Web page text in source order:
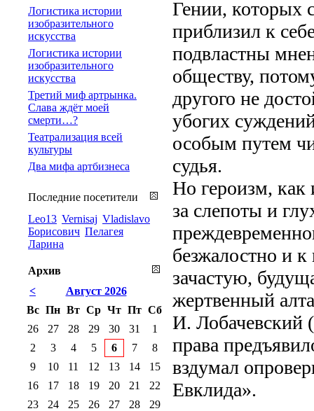
Гении, которых
приблизил к
подвластны
обществу,
другого не
убогих
особым путем
судья.
Но героизм, как
за слепоты и
безжалостно и
зачастую,
жертвенный
И. Лобачевский
права
вздумал
Евклида».
Логистика истории
изобразительного
искусства
Логистика истории
изобразительного
искусства
Третий миф артрынка.
Слава ждёт моей
смерти…?
Театрализация всей
культуры
Два мифа артбизнеса
Последние посетители
Leo13 Vernisaj Vladislavo
Борисович Пелагея
Ларина
Архив
<
Август 2026
Вс Пн Вт Ср Чт Пт Сб
26
27 28 29 30 31
1
2
3 4 5 6 7
8
9
10 11 12 13 14
15
16
17 18 19 20 21
22
23
24 25 26 27 28
29